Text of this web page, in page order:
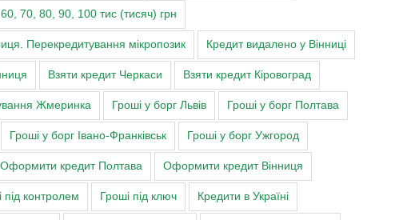
70, 80, 90, 100 тис (тисяч) грн
Перекредитування мікропозик Кредит видалено у Вінниці
Взяти кредит Черкаси Взяти кредит Кіровоград
Жмеринка Гроші у борг Львів Гроші у борг Полтава
Гроші у борг Івано-Франківськ Гроші у борг Ужгород
Оформити кредит Полтава Оформити кредит Вінниця
під контролем Гроші під ключ Кредити в Україні